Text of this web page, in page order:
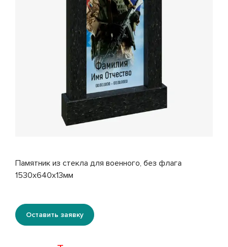
Памятник из стекла для военного, без флага
1530х640х13мм
Оставить заявку